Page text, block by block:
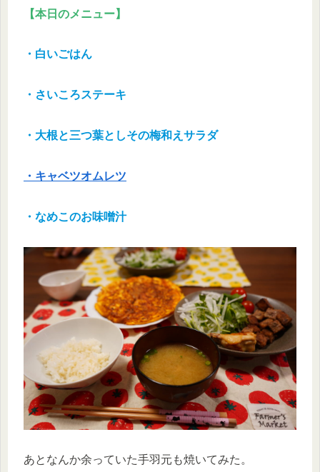
【本日のメニュー】
・白いごはん
・さいころステーキ
・大根と三つ葉としその梅和えサラダ
・キャベツオムレツ
・なめこのお味噌汁
あとなんか余っていた手羽元も焼いてみた。